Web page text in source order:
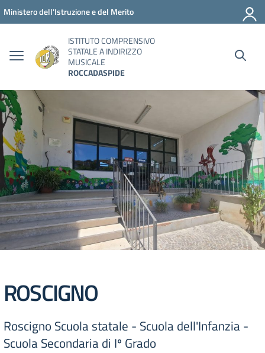
Vai ai contenuti
Vai al menu di navigazione
Vai al footer
Ministero dell'Istruzione e del Merito
ISTITUTO COMPRENSIVO
STATALE A INDIRIZZO
MUSICALE
ROCCADASPIDE
ROSCIGNO
Roscigno Scuola statale - Scuola dell'Infanzia -
Scuola Secondaria di Iº Grado